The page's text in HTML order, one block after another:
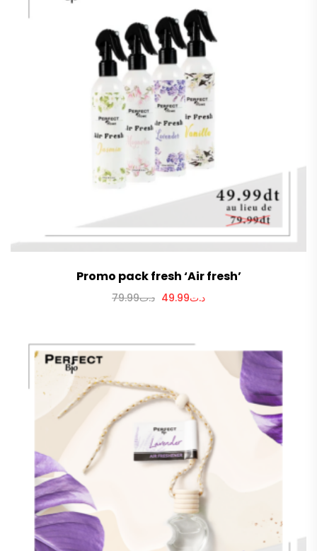
Promo pack fresh ‘Air fresh’
د.ت79.99
Le
د.ت49.99
Le
د.ت49.99.